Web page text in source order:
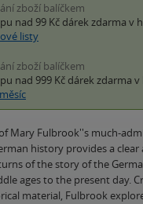
zboží balíčkem
nad 99 Kč dárek zdarma v
listy
zboží balíčkem
nad 999 Kč dárek zdarma v
Mary Fulbrook''s much-
history provides a
of the story of the
ages to the present day.
material, Fulbrook